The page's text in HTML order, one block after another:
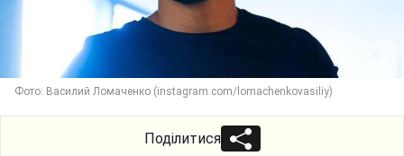
Фото: Василий Ломаченко (instagram.com/lomachenkovasiliy)
Поділитися